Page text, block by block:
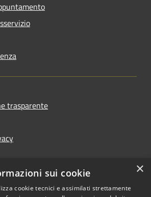
trasparente
accessibilità
×
sui cookie
cookie tecnici e assimilati strettamente